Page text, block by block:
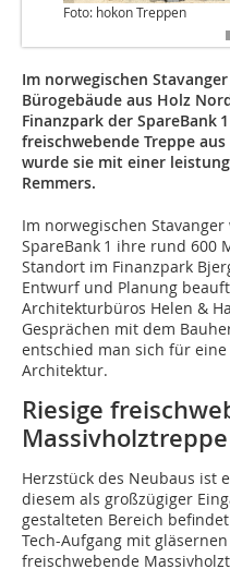
Foto: hokon Treppen
Im norwegischen
Bürogebäude aus Holz
Finanzpark der SpareBank
freischwebende Treppe
wurde sie mit einer
Remmers.
Im norwegischen
SpareBank 1 ihre rund 600
Standort im Finanzpark
Entwurf und Planung
Architekturbüros Helen &
Gesprächen mit dem
entschied man sich für
Architektur.
Riesige
Herzstück des Neubaus ist
diesem als großzügiger
gestalteten Bereich
Tech-Aufgang mit
freischwebende